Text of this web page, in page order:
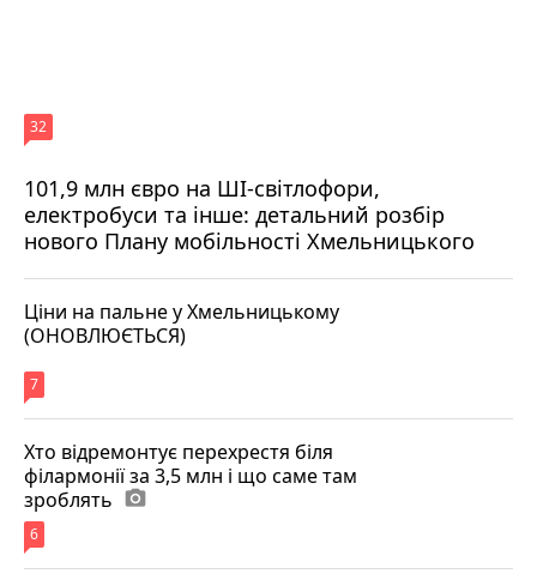
101,9 млн євро на ШІ-світлофори,
електробуси та інше: детальний розбір
нового Плану мобільності Хмельницького
32
Ціни на пальне у Хмельницькому
(ОНОВЛЮЄТЬСЯ)
7
Хто відремонтує перехрестя біля
філармонії за 3,5 млн і що саме там
зроблять photo_camera
6